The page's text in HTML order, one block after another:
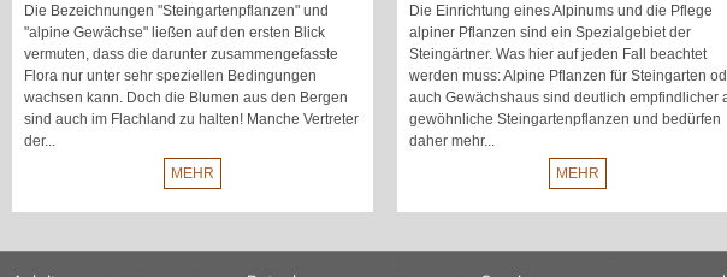
Die Bezeichnungen "Steingartenpflanzen" und
"alpine Gewächse" ließen auf den ersten Blick
vermuten, dass die darunter zusammengefasste
Flora nur unter sehr speziellen Bedingungen
wachsen kann. Doch die Blumen aus den Bergen
sind auch im Flachland zu halten! Manche Vertreter
der...
MEHR
Die Einrichtung eines Alpinums und die Pflege
alpiner Pflanzen sind ein Spezialgebiet der
Steingärtner. Was hier auf jeden Fall beachtet
werden muss: Alpine Pflanzen für Steingarten
auch Gewächshaus sind deutlich empfindlicher
gewöhnliche Steingartenpflanzen und bedürfen
daher mehr...
MEHR